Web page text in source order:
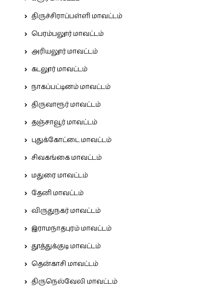
திருச்சிராப்பள்ளி மாவட்டம்
பெரம்பலூர் மாவட்டம்
அரியலூர் மாவட்டம்
கடலூர் மாவட்டம்
நாகப்பட்டினம் மாவட்டம்
திருவாரூர் மாவட்டம்
தஞ்சாவூர் மாவட்டம்
புதுக்கோட்டை மாவட்டம்
சிவகங்கை மாவட்டம்
மதுரை மாவட்டம்
தேனி மாவட்டம்
விருதுநகர் மாவட்டம்
இராமநாதபுரம் மாவட்டம்
தூத்துக்குடி மாவட்டம்
தென்காசி மாவட்டம்
திருநெல்வேலி மாவட்டம்